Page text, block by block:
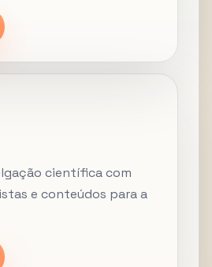
científica com
e conteúdos para a